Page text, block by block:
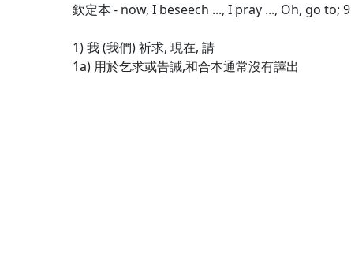
欽定本 - now, I beseech ..., I pray ..., Oh, go to; 9
1) 我 (我們) 祈求, 現在, 請
1a) 用於乞求或告誡,和合本通常沒有譯出